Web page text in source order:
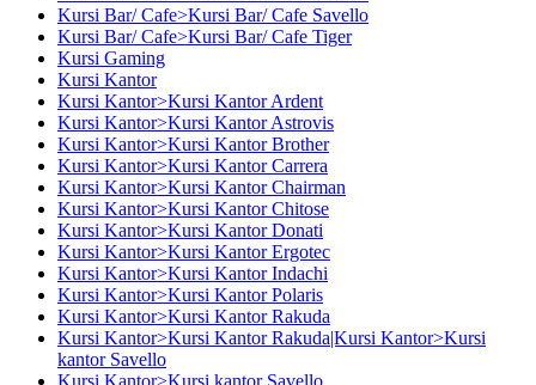
Kursi Bar/ Cafe>Kursi Bar/ Cafe Savello
Kursi Bar/ Cafe>Kursi Bar/ Cafe Tiger
Kursi Gaming
Kursi Kantor
Kursi Kantor>Kursi Kantor Ardent
Kursi Kantor>Kursi Kantor Astrovis
Kursi Kantor>Kursi Kantor Brother
Kursi Kantor>Kursi Kantor Carrera
Kursi Kantor>Kursi Kantor Chairman
Kursi Kantor>Kursi Kantor Chitose
Kursi Kantor>Kursi Kantor Donati
Kursi Kantor>Kursi Kantor Ergotec
Kursi Kantor>Kursi Kantor Indachi
Kursi Kantor>Kursi Kantor Polaris
Kursi Kantor>Kursi Kantor Rakuda
Kursi Kantor>Kursi Kantor Rakuda|Kursi Kantor>Kursi
kantor Savello
Kursi Kantor>Kursi kantor Savello